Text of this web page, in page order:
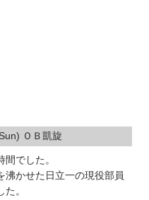
ＯＢ凱旋
でした。
沸かせた日立一の現役部員
。